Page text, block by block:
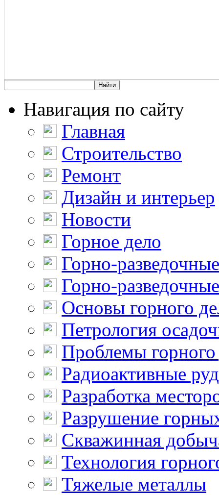
Навигация по сайту
Главная
Строительство
Ремонт
Дизайн и интерьер
Новости
Горное дело
Горно-
Горно-
Основы горного
Петрология
Проблемы горного
Радиоактивные
Разработка
Разрушение
Скважинная
Технология
Тяжелые металлы